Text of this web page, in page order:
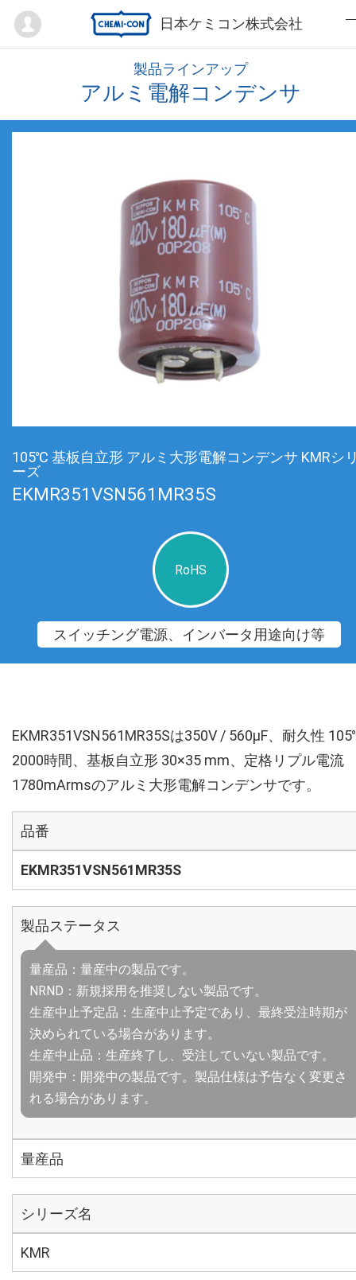
日本ケミコン株式会社
Mypage
製品ラインアップ
アルミ電解コンデンサ
105℃ 基板自立形 アルミ大形電解コンデンサ KMRシ
ーズ
EKMR351VSN561MR35S
RoHS
スイッチング電源、インバータ用途向け等
EKMR351VSN561MR35Sは350V / 560µF、耐久性
2000時間、基板自立形 30×35 mm、定格リプル電流
1780mArmsのアルミ大形電解コンデンサです。
品番
EKMR351VSN561MR35S
製品ステータス
量産品：量産中の製品です。
NRND：新規採用を推奨しない製品です。
生産中止予定品：生産中止予定であり、最終受注時期が
決められている場合があります。
生産中止品：生産終了し、受注していない製品です。
開発中：開発中の製品です。製品仕様は予告なく変更さ
れる場合があります。
量産品
シリーズ名
KMR